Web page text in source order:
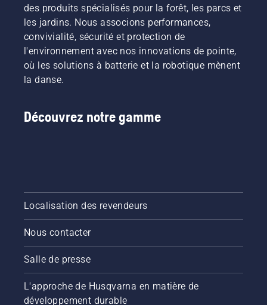
des produits spécialisés pour la forêt, les parcs et
les jardins. Nous associons performances,
convivialité, sécurité et protection de
l'environnement avec nos innovations de pointe,
où les solutions à batterie et la robotique mènent
la danse.
Découvrez notre gamme
Localisation des revendeurs
Nous contacter
Salle de presse
L'approche de Husqvarna en matière de
développement durable